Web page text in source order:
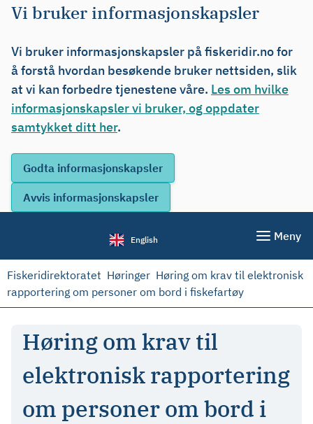
Vi bruker informasjonskapsler
Vi bruker informasjonskapsler på fiskeridir.no for
å forstå hvordan besøkende bruker nettsiden, slik
at vi kan forbedre tjenestene våre. Les om hvilke
informasjonskapsler vi bruker, og oppdater
samtykket ditt her.
English Meny
Fiskeridirektoratet Høringer Høring om krav til elektronisk
rapportering om personer om bord i fiskefartøy
Høring om krav til
elektronisk rapportering
om personer om bord i